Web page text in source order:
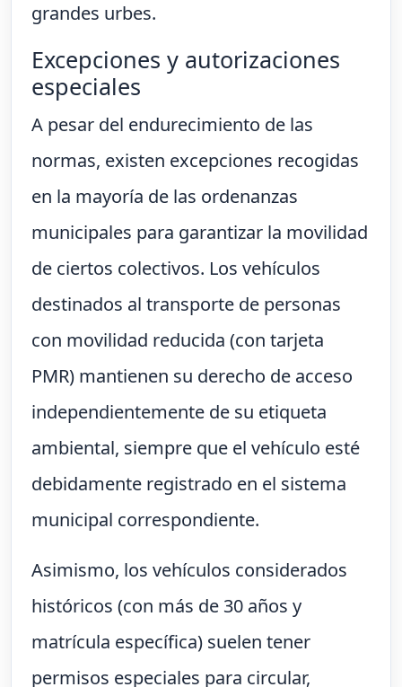
grandes urbes.
Excepciones y autorizaciones
especiales
A pesar del endurecimiento de las
normas, existen excepciones recogidas
en la mayoría de las ordenanzas
municipales para garantizar la movilidad
de ciertos colectivos. Los vehículos
destinados al transporte de personas
con movilidad reducida (con tarjeta
PMR) mantienen su derecho de acceso
independientemente de su etiqueta
ambiental, siempre que el vehículo esté
debidamente registrado en el sistema
municipal correspondiente.
Asimismo, los vehículos considerados
históricos (con más de 30 años y
matrícula específica) suelen tener
permisos especiales para circular,